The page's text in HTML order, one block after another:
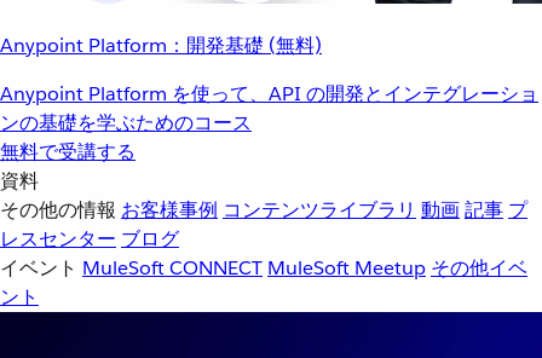
Anypoint Platform：開発基礎 (無料)
Anypoint Platform を使って、API の開発とインテグレーショ
ンの基礎を学ぶためのコース
無料で受講する
資料
その他の情報 お客様事例 コンテンツライブラリ 動画記事 プ
レスセンター ブログ
イベント MuleSoft CONNECT MuleSoft Meetup その他イベ
ント